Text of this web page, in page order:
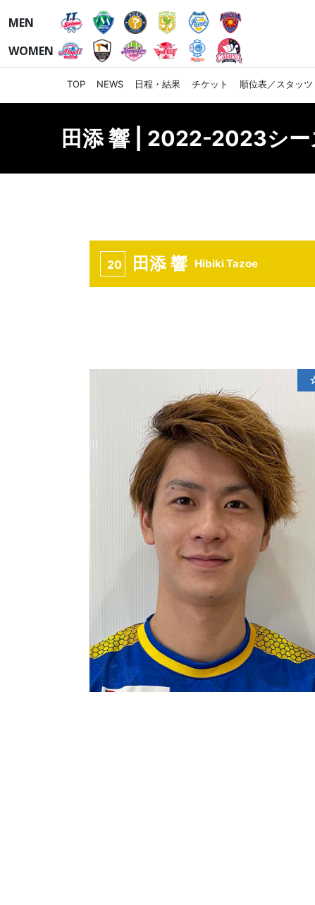
MEN
WOMEN
TOP NEWS 日程・結果 チケット 順位表／スタッツ
田添 響 | 2022-2023シー
20 田添 響 Hibiki Tazoe